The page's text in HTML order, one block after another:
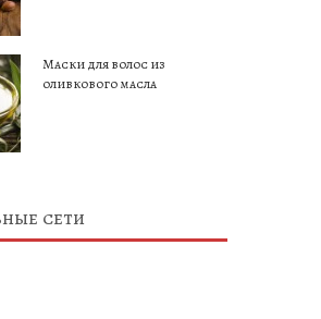
Маски для волос из
оливкового масла
сети